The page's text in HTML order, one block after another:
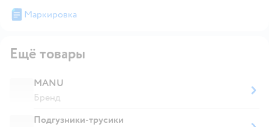
Маркировка
Ещё товары
MANU
Бренд
Подгузники-трусики